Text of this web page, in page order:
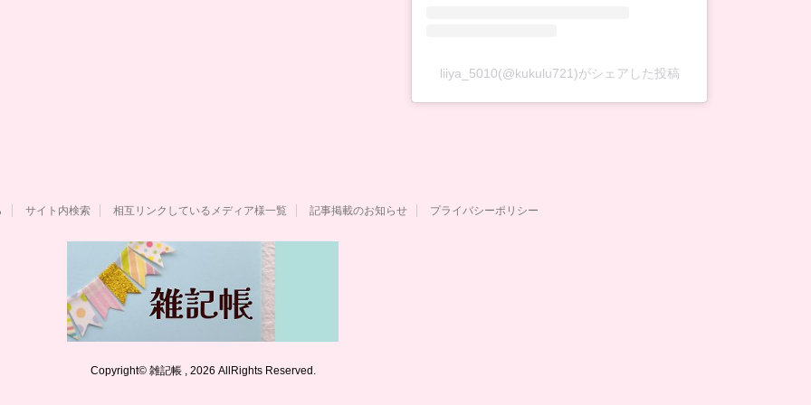
liiya_5010(@kukulu721)がシェアした投稿
サイト内検索 相互リンクしているメディア様一覧 記事掲載のお知らせ プライバシーポリシー
Copyright© 雑記帳 , 2026 AllRights Reserved.